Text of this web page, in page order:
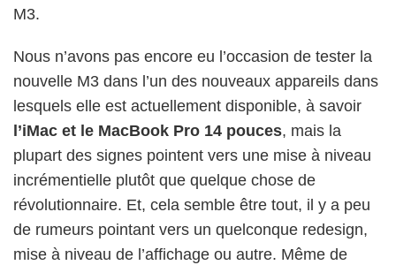
M3.
Nous n’avons pas encore eu l’occasion de tester la
nouvelle M3 dans l’un des nouveaux appareils dans
lesquels elle est actuellement disponible, à savoir
l’iMac et le MacBook Pro 14 pouces, mais la
plupart des signes pointent vers une mise à niveau
incrémentielle plutôt que quelque chose de
révolutionnaire. Et, cela semble être tout, il y a peu
de rumeurs pointant vers un quelconque redesign,
mise à niveau de l’affichage ou autre. Même de